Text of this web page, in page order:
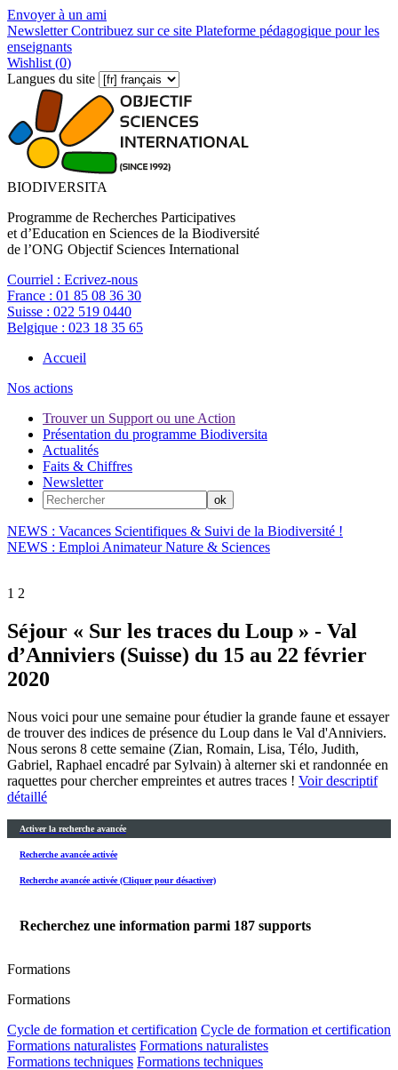
Envoyer à un ami
NewsletterContribuez sur ce site Plateforme pédagogique pour les
enseignants
Wishlist (0)
Langues du site
BIODIVERSITA
Programme de Recherches Participatives
et d’Education en Sciences de la Biodiversité
de l’ONG Objectif Sciences International
Courriel : Ecrivez-nous
France : 01 85 08 36 30
Suisse : 022 519 0440
Belgique : 023 18 35 65
Accueil
Nos actions
Trouver un Support ou une Action
Présentation du programme Biodiversita
Actualités
Faits & Chiffres
Newsletter
NEWS : Vacances Scientifiques & Suivi de la Biodiversité !
NEWS : Emploi Animateur Nature & Sciences
1 2
Séjour « Sur les traces du Loup » - Val
d’Anniviers (Suisse) du 15 au 22 février
2020
Nous voici pour une semaine pour étudier la grande faune et essayer
de trouver des indices de présence du Loup dans le Val d'Anniviers.
Nous serons 8 cette semaine (Zian, Romain, Lisa, Télo, Judith,
Gabriel, Raphael encadré par Sylvain) à alterner ski et randonnée en
raquettes pour chercher empreintes et autres traces ! Voir descriptif
détaillé
Activer la recherche avancée
Recherche avancée activée
Recherche avancée activée (Cliquer pour désactiver)
Recherchez une information parmi 187 supports
Formations
Formations
Cycle de formation et certification Cycle de formation et certification
Formations naturalistes Formations naturalistes
Formations techniques Formations techniques